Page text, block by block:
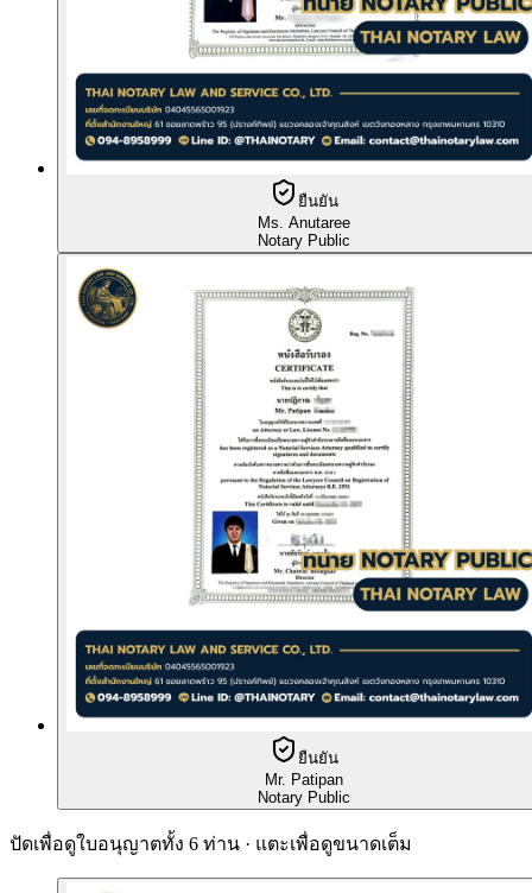
ยืนยัน
Ms. Anutaree
Notary Public
ยืนยัน
Mr. Patipan
Notary Public
ปัดเพื่อดูใบอนุญาตทั้ง 6 ท่าน · แตะเพื่อดูขนาดเต็ม